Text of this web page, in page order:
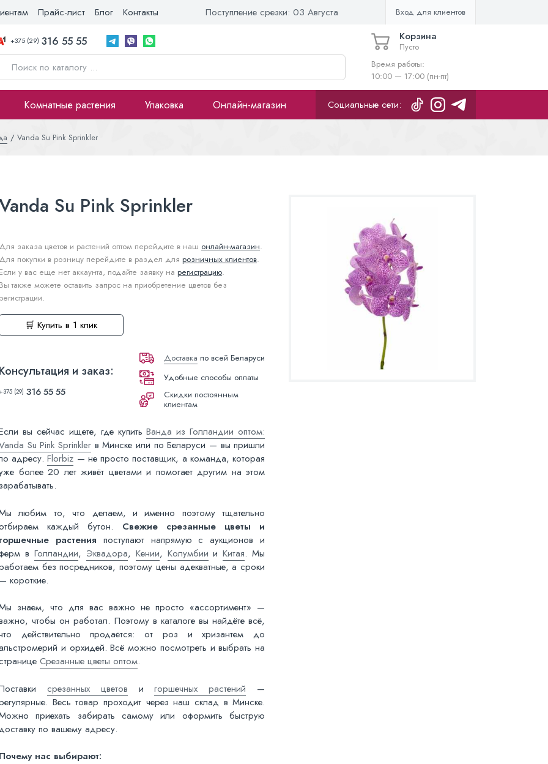
Прайс-лист Блог Контакты Поступление срезки: 03 Августа Вход для клиентов
+375 (29) 316 55 55 Корзина
Пусто
Время работы:
10:00 — 17:00 (пн-пт)
Комнатные растения Упаковка Онлайн-магазин Социальные сети:
Vanda Su Pink Sprinkler
Su Pink Sprinkler
Для заказа цветов и растений оптом перейдите в наш онлайн-магазин.
Для покупки в розницу перейдите в раздел для розничных клиентов.
Если у вас еще нет аккаунта, подайте заявку на регистрацию.
Вы также можете оставить запрос на приобретение цветов без
регистрации.
🛒 Купить в 1 клик
Консультация и заказ:
+375 (29) 316 55 55
Доставка по всей Беларуси
Удобные способы оплаты
Скидки постоянным
клиентам
вы сейчас ищете, где купитьВанда из Голландии оптом:
Su Pink Sprinklerв Минске или по Беларуси — вы пришли
адресу.Florbiz — не просто поставщик, а команда, которая
более 20 лет живёт цветами и помогает другим на этом
зарабатывать.
любим то, что делаем, и именно поэтому тщательно
каждый бутон. Свежие срезанные цветы и
горшечные растения поступают напрямую с аукционов и
в Голландии, Эквадора, Кении, Колумбии иКитая. Мы
без посредников, поэтому цены адекватные, а сроки
— короткие.
знаем, что для вас важно не просто «ассортимент» —
чтобы он работал. Поэтому в каталоге вы найдёте всё,
действительно продаётся: от роз и хризантем до
и орхидей. Всё можно посмотреть и выбрать на
Срезанные цветы оптом.
срезанных цветов игоршечных растений —
Весь товар проходит через наш склад в Минске.
приехать забирать самому или оформить быструю
по вашему адресу.
Почему нас выбирают: